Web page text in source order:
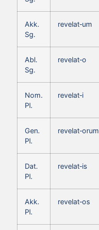
Akk.
Sg.
revelat‑um
Abl.
Sg.
revelat‑o
Nom.
Pl.
revelat‑i
Gen.
Pl.
revelat‑orum
Dat.
Pl.
revelat‑is
Akk.
Pl.
revelat‑os